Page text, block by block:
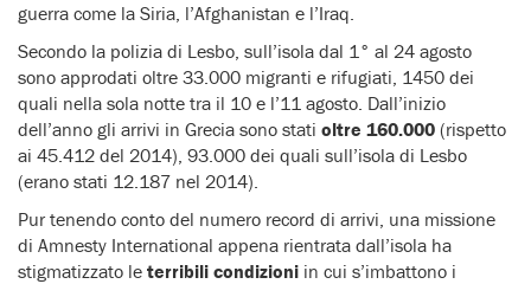
guerra come la Siria, l’Afghanistan e l’Iraq.
Secondo la polizia di Lesbo, sull’isola dal 1° al 24 agosto
sono approdati oltre 33.000 migranti e rifugiati, 1450 dei
quali nella sola notte tra il 10 e l’11 agosto. Dall’inizio
dell’anno gli arrivi in Grecia sono stati oltre 160.000 (rispetto
ai 45.412 del 2014), 93.000 dei quali sull’isola di Lesbo
(erano stati 12.187 nel 2014).
Pur tenendo conto del numero record di arrivi, una missione
di Amnesty International appena rientrata dall’isola ha
stigmatizzato le terribili condizioni in cui s’imbattono i